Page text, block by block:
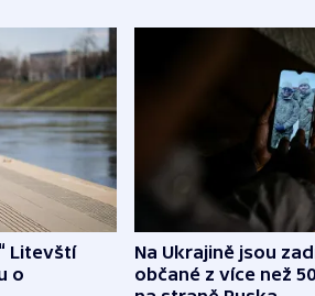
Litevští
o
Na Ukrajině jsou
občané z více než